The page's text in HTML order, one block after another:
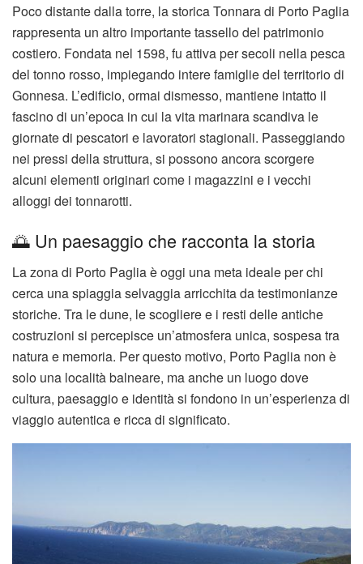
Poco distante dalla torre, la storica Tonnara di Porto Paglia
rappresenta un altro importante tassello del patrimonio
costiero. Fondata nel 1598, fu attiva per secoli nella pesca
del tonno rosso, impiegando intere famiglie del territorio di
Gonnesa. L’edificio, ormai dismesso, mantiene intatto il
fascino di un’epoca in cui la vita marinara scandiva le
giornate di pescatori e lavoratori stagionali. Passeggiando
nei pressi della struttura, si possono ancora scorgere
alcuni elementi originari come i magazzini e i vecchi
alloggi dei tonnarotti.
🌅 Un paesaggio che racconta la storia
La zona di Porto Paglia è oggi una meta ideale per chi
cerca una spiaggia selvaggia arricchita da testimonianze
storiche. Tra le dune, le scogliere e i resti delle antiche
costruzioni si percepisce un’atmosfera unica, sospesa tra
natura e memoria. Per questo motivo, Porto Paglia non è
solo una località balneare, ma anche un luogo dove
cultura, paesaggio e identità si fondono in un’esperienza di
viaggio autentica e ricca di significato.